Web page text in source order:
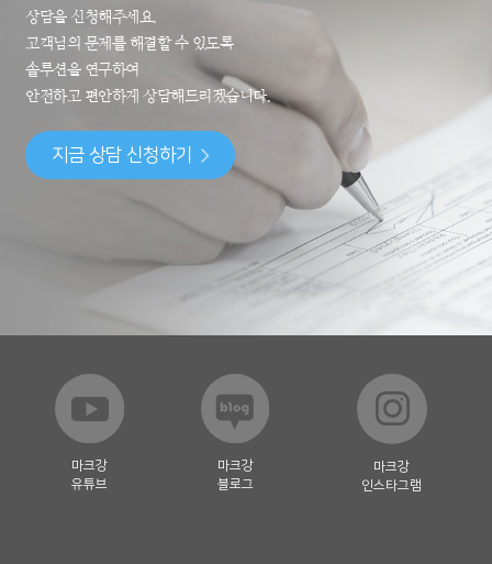
상담을 신청해주세요.
고객님의 문제를 해결할 수 있도록
솔루션을 연구하여
안전하고 편안하게 상담해드리겠습니다.
지금 상담 신청하기
마크강
유튜브
마크강
블로그
마크강
인스타그램